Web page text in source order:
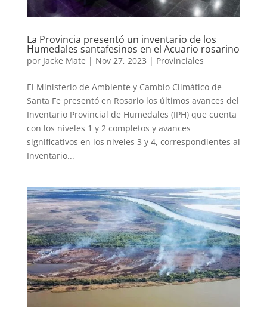
La Provincia presentó un inventario de los
Humedales santafesinos en el Acuario rosarino
por Jacke Mate | Nov 27, 2023 | Provinciales
El Ministerio de Ambiente y Cambio Climático de
Santa Fe presentó en Rosario los últimos avances del
Inventario Provincial de Humedales (IPH) que cuenta
con los niveles 1 y 2 completos y avances
significativos en los niveles 3 y 4, correspondientes al
Inventario...